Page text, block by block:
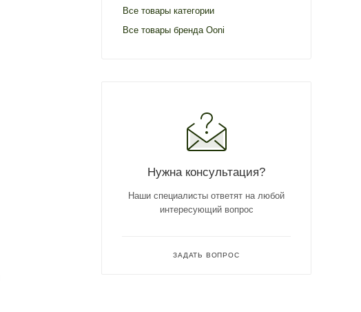
Все товары категории
Все товары бренда Ooni
Нужна консультация?
Наши специалисты ответят на любой
интересующий вопрос
ЗАДАТЬ ВОПРОС